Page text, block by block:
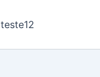
teste12